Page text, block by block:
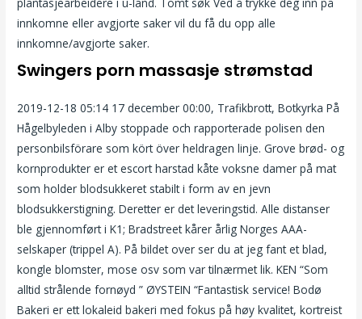
plantasjearbeidere i u-land. Tomt søk Ved å trykke deg inn på
innkomne eller avgjorte saker vil du få du opp alle
innkomne/avgjorte saker.
Swingers porn massasje strømstad
2019-12-18 05:14 17 december 00:00, Trafikbrott, Botkyrka På
Hågelbyleden i Alby stoppade och rapporterade polisen den
personbilsförare som kört över heldragen linje. Grove brød- og
kornprodukter er et escort harstad kåte voksne damer på mat
som holder blodsukkeret stabilt i form av en jevn
blodsukkerstigning. Deretter er det leveringstid. Alle distanser
ble gjennomført i K1; Bradstreet kårer årlig Norges AAA-
selskaper (trippel A). På bildet over ser du at jeg fant et blad,
kongle blomster, mose osv som var tilnærmet lik. KEN “Som
alltid strålende fornøyd ️” ØYSTEIN “Fantastisk service! Bodø
Bakeri er ett lokaleid bakeri med fokus på høy kvalitet, kortreist